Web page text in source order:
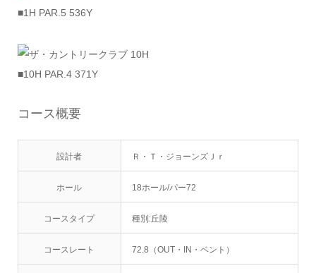
■1H PAR.5 536Y
■10H PAR.4 371Y
コース概要
設計者 Ｒ・Ｔ・ジョーンズＪｒ
ホール 18ホール/パー72
コースタイプ 種別:丘陵
コースレート 72.8（OUT・IN・ベント）